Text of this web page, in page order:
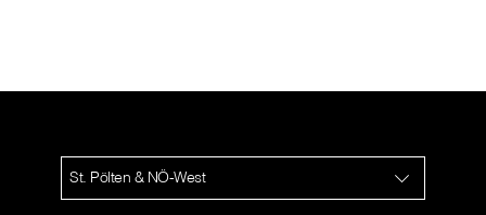
St. Pölten & NÖ-West